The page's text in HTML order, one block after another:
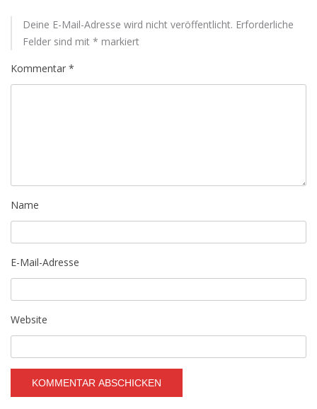
Deine E-Mail-Adresse wird nicht veröffentlicht. Erforderliche
Felder sind mit * markiert
Kommentar *
Name
E-Mail-Adresse
Website